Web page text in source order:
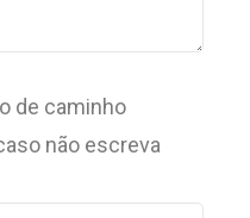
de caminho
não escreva